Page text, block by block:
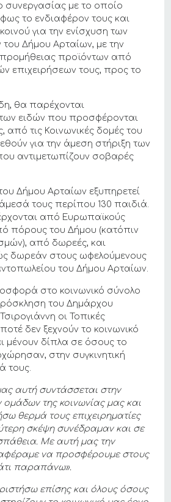
με το οποίο
το ενδιαφέρον τους και
για την ενίσχυση των
Δήμου Αρταίων, με την
προϊόντων από
επιχειρήσεων τους, προς το
θα παρέχονται
ειδών που προσφέρονται
από τις Κοινωνικές δομές του
για την άμεση στήριξη των
αντιμετωπίζουν σοβαρές
Δήμου Αρταίων εξυπηρετεί
τους περίπου 130 παιδιά.
από Ευρωπαϊκούς
πόρους του Δήμου (κατόπιν
από δωρεές, και
δωρεάν στους ωφελούμενους
του Δήμου Αρταίων.
στο κοινωνικό σύνολο
του Δημάρχου
οι Τοπικές
δεν ξεχνούν το κοινωνικό
δίπλα σε όσους το
στην συγκινητική
τους.
αυτή συντάσσεται στην
της κοινωνίας μας και
θερμά τους επιχειρηματίες
σκέψη συνέδραμαν και σε
Με αυτή μας την
να προσφέρoυμε στους
παραπάνω».
επίσης και όλους όσους